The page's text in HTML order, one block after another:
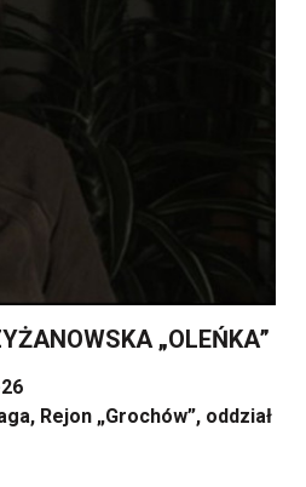
„OLEŃKA”
Rejon „Grochów”, oddział